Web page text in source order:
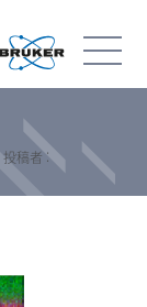
投稿者 :